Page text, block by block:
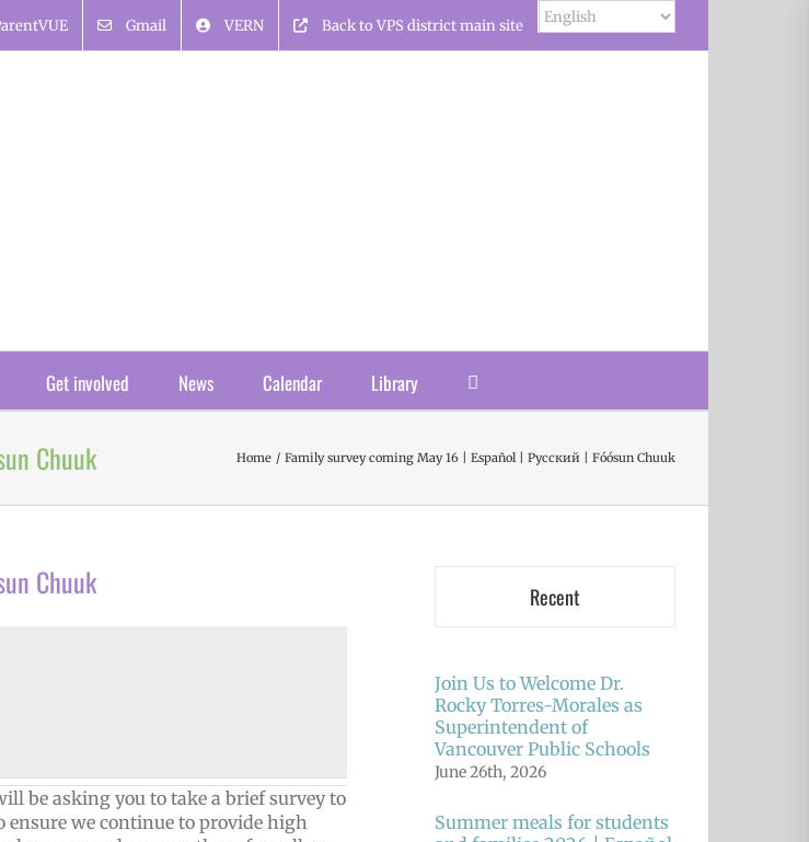
Gmail VERN Back to VPS district main site
Get involved News Calendar Library
Chuuk Home Family survey coming May 16 | Español | Русский | Fóósun Chuuk
Chuuk
be asking you to take a brief survey to
ensure we continue to provide high
Recent
Join Us to Welcome Dr.
Rocky Torres-Morales as
Superintendent of
Vancouver Public Schools
June 26th, 2026
Summer meals for students